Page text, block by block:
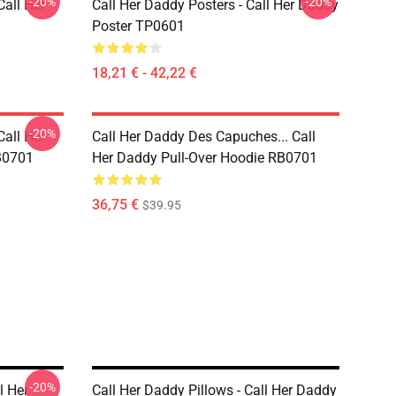
Her
Call Her Daddy Posters - Call Her Daddy
Poster TP0601
18,21 € - 42,22 €
Her
-20%
Call Her Daddy Des Capuches... Call
Her Daddy Pull-Over Hoodie RB0701
36,75 € $39.95
Her-20%
Call Her Daddy Pillows - Call Her Daddy